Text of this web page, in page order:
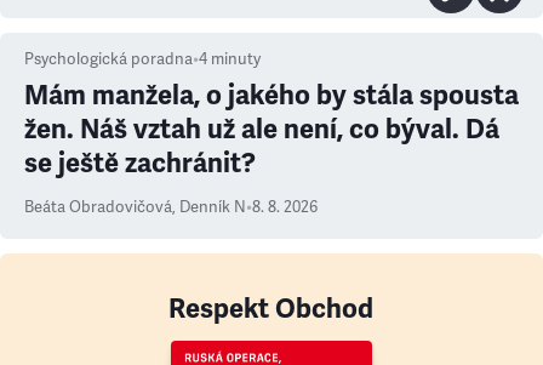
Psychologická poradna•4 minuty
Mám manžela, o jakého by stála spousta
žen. Náš vztah už ale není, co býval. Dá
se ještě zachránit?
Beáta Obradovičová, Denník N•8. 8. 2026
Respekt Obchod